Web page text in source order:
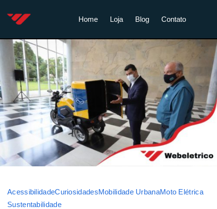
Home Loja Blog Contato
AcessibilidadeCuriosidadesMobilidade UrbanaMoto Elétrica
Sustentabilidade